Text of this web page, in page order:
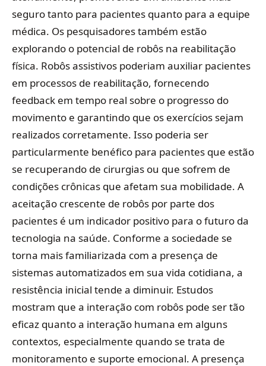
seguro tanto para pacientes quanto para a equipe
médica. Os pesquisadores também estão
explorando o potencial de robôs na reabilitação
física. Robôs assistivos poderiam auxiliar pacientes
em processos de reabilitação, fornecendo
feedback em tempo real sobre o progresso do
movimento e garantindo que os exercícios sejam
realizados corretamente. Isso poderia ser
particularmente benéfico para pacientes que estão
se recuperando de cirurgias ou que sofrem de
condições crônicas que afetam sua mobilidade. A
aceitação crescente de robôs por parte dos
pacientes é um indicador positivo para o futuro da
tecnologia na saúde. Conforme a sociedade se
torna mais familiarizada com a presença de
sistemas automatizados em sua vida cotidiana, a
resistência inicial tende a diminuir. Estudos
mostram que a interação com robôs pode ser tão
eficaz quanto a interação humana em alguns
contextos, especialmente quando se trata de
monitoramento e suporte emocional. A presença